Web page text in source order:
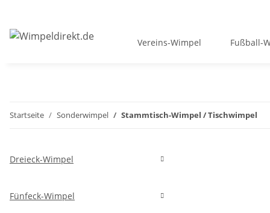
Vereins-Wimpel Fußball-
Startseite Sonderwimpel Stammtisch-Wimpel / Tischwimpel
Dreieck-Wimpel
Fünfeck-Wimpel